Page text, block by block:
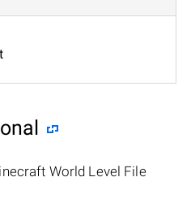
World Level File